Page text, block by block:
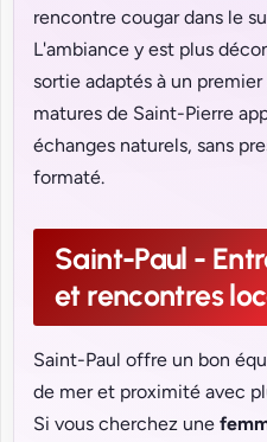
rencontre cougar dans le
L'ambiance y est plus
sortie adaptés à un
matures de Saint-Pierre
échanges naturels, sans
formaté.
Saint-Paul -
et rencontres
Saint-Paul offre un bon
de mer et proximité avec
Si vous cherchez une